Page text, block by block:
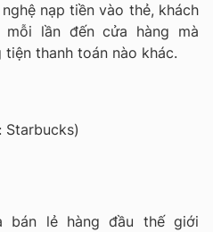
nạp tiền vào thẻ, khách
lần đến cửa hàng mà
thanh toán nào khác.
Starbucks)
bán lẻ hàng đầu thế giới